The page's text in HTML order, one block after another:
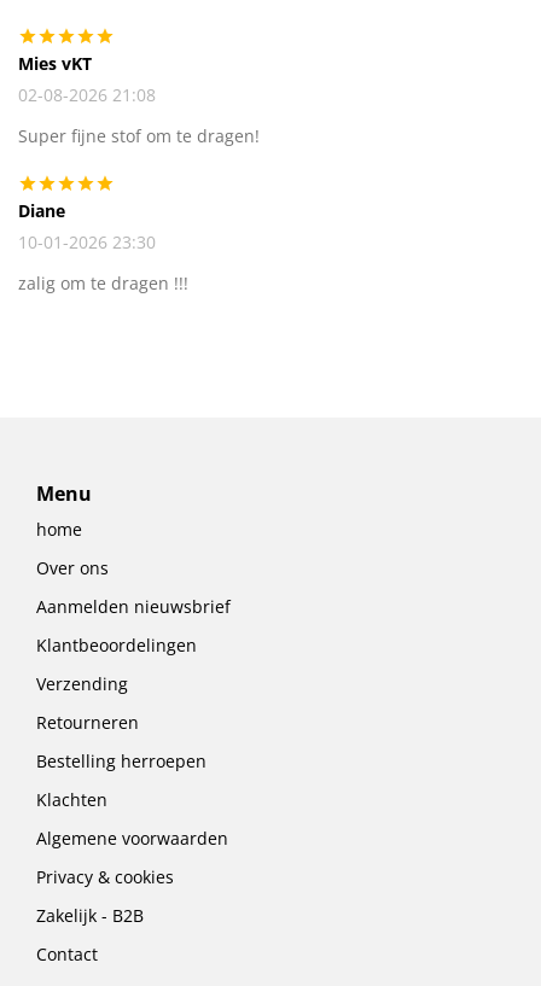
Mies vKT
02-08-2026 21:08
Super fijne stof om te dragen!
Diane
10-01-2026 23:30
zalig om te dragen !!!
Menu
home
Over ons
Aanmelden nieuwsbrief
Klantbeoordelingen
Verzending
Retourneren
Bestelling herroepen
Klachten
Algemene voorwaarden
Privacy & cookies
Zakelijk - B2B
Contact